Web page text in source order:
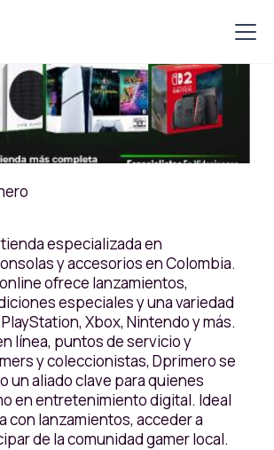
especializada en
y accesorios en Colombia.
ofrece lanzamientos,
especiales y una variedad
Xbox, Nintendo y más.
línea, puntos de servicio y
y coleccionistas, Dprimero se
un aliado clave para quienes
en entretenimiento digital. Ideal
con lanzamientos, acceder a
de la comunidad gamer local.